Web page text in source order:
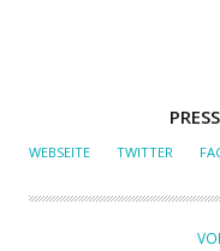
U
O
WEBSEITE TWITTER